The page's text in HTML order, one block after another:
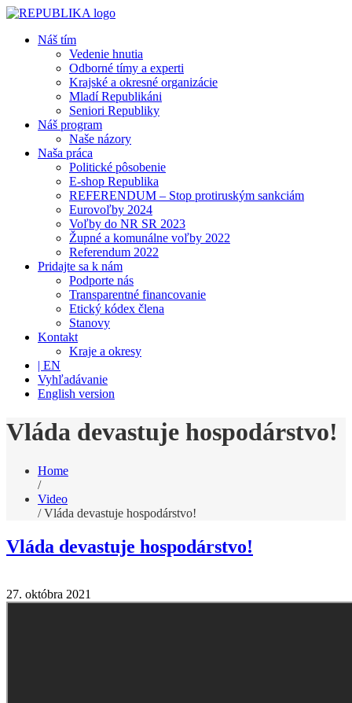
Náš tím
Vedenie hnutia
Odborné tímy a experti
Krajské a okresné organizácie
Mladí Republikáni
Seniori Republiky
Náš program
Naše názory
Naša práca
Politické pôsobenie
E-shop Republika
REFERENDUM – Stop protiruským sankciám
Eurovoľby 2024
Voľby do NR SR 2023
Župné a komunálne voľby 2022
Referendum 2022
Pridajte sa k nám
Podporte nás
Transparentné financovanie
Etický kódex člena
Stanovy
Kontakt
Kraje a okresy
| EN
Vyhľadávanie
English version
Vláda devastuje hospodárstvo!
Home
/
Video
/ Vláda devastuje hospodárstvo!
Vláda devastuje hospodárstvo!
27. októbra 2021